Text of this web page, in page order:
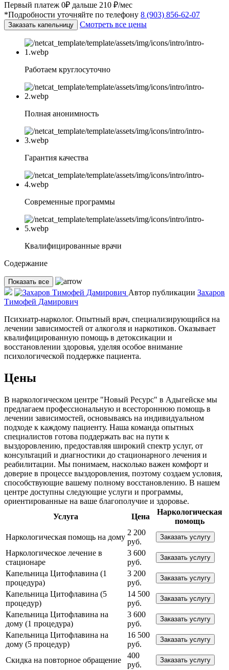
Первый платеж 0₽ дальше 210 ₽/мес
*Подробности уточняйте по телефону 8 (903) 856-62-07
Заказать капельницу Смотреть все цены
Работаем круглосуточно
Полная анонимность
Гарантия качества
Современные программы
Квалифицированные врачи
Содержание
Показать все
Автор публикации Захаров
Тимофей Дамирович
Психиатр-нарколог. Опытный врач, специализирующийся на
лечении зависимостей от алкоголя и наркотиков. Оказывает
квалифицированную помощь в детоксикации и
восстановлении здоровья, уделяя особое внимание
психологической поддержке пациента.
Цены
В наркологическом центре "Новый Ресурс" в Адыгейске мы
предлагаем профессиональную и всестороннюю помощь в
лечении зависимостей, основываясь на индивидуальном
подходе к каждому пациенту. Наша команда опытных
специалистов готова поддержать вас на пути к
выздоровлению, предоставляя широкий спектр услуг, от
консультаций и диагностики до стационарного лечения и
реабилитации. Мы понимаем, насколько важен комфорт и
доверие в процессе выздоровления, поэтому создаем условия,
способствующие вашему полному восстановлению. В нашем
центре доступны следующие услуги и программы,
ориентированные на ваше благополучие и здоровье.
Услуга
Цена
Наркологическая
помощь
Наркологическая помощь на дому
2 200
руб.
Заказать услугу
Наркологическое лечение в
стационаре
3 600
руб.
Заказать услугу
Капельница Цитофлавина (1
процедура)
3 200
руб.
Заказать услугу
Капельница Цитофлавина (5
процедур)
14 500
руб.
Заказать услугу
Капельница Цитофлавина на
дому (1 процедура)
3 600
руб.
Заказать услугу
Капельница Цитофлавина на
дому (5 процедур)
16 500
руб.
Заказать услугу
Скидка на повторное обращение
400
руб.
Заказать услугу